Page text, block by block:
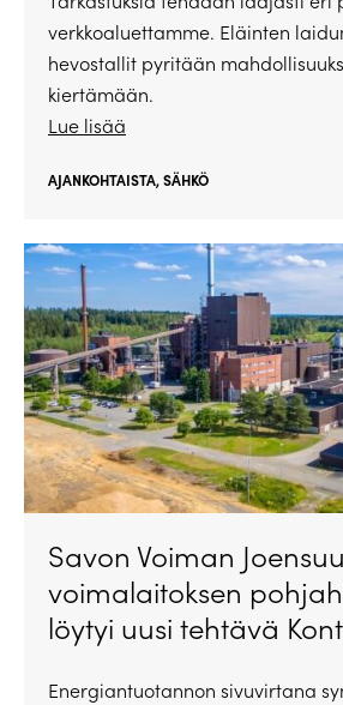
verkkoaluettamme. Eläinten
hevostallit pyritään
kiertämään.
Lue lisää
AJANKOHTAISTA,SÄHKÖ
Savon Voiman
voimalaitoksen
löytyi uusi tehtävä
Energiantuotannon sivuvirtana